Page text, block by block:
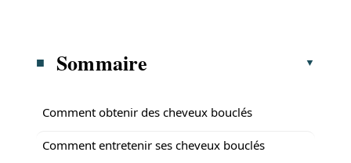
Sommaire
Comment obtenir des cheveux bouclés
Comment entretenir ses cheveux bouclés